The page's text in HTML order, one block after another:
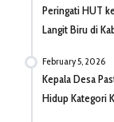
Peringati HUT
Langit Biru di
February 5, 2026
Kepala Desa
Hidup Kategori